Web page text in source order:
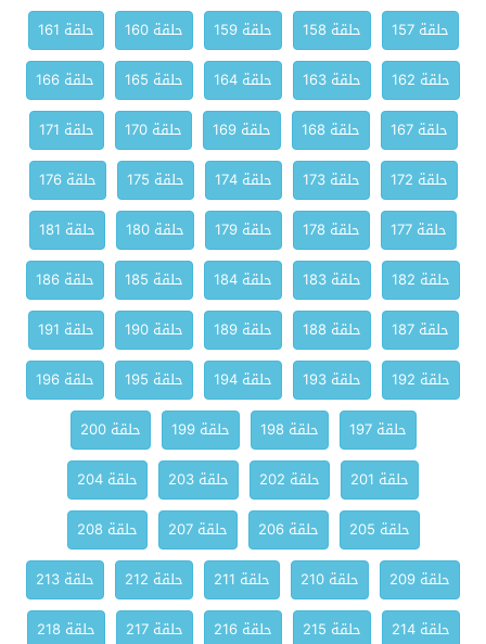
حلقة 157 حلقة 158 حلقة 159 حلقة 160
حلقة 161
حلقة 162
حلقة 163 حلقة 164 حلقة 165
حلقة 166
حلقة 167
حلقة 168 حلقة 169 حلقة 170
حلقة 171
حلقة 172
حلقة 173 حلقة 174 حلقة 175
حلقة 176
حلقة 177
حلقة 178 حلقة 179 حلقة 180
حلقة 181
حلقة 182
حلقة 183 حلقة 184 حلقة 185
حلقة 186
حلقة 187
حلقة 188 حلقة 189 حلقة 190
حلقة 191
حلقة 192
حلقة 193 حلقة 194 حلقة 195
حلقة 196
حلقة 197
حلقة 198 حلقة 199
حلقة 200
حلقة 201
حلقة 202 حلقة 203
حلقة 204
حلقة 205
حلقة 206 حلقة 207
حلقة 208
حلقة 209
حلقة 210 حلقة 211 حلقة 212
حلقة 213
حلقة 214
حلقة 215 حلقة 216 حلقة 217
حلقة 218